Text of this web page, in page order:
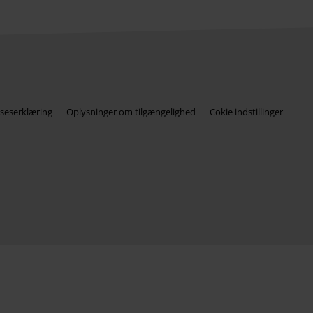
Oplysninger om tilgængelighed Cokie indstillinger